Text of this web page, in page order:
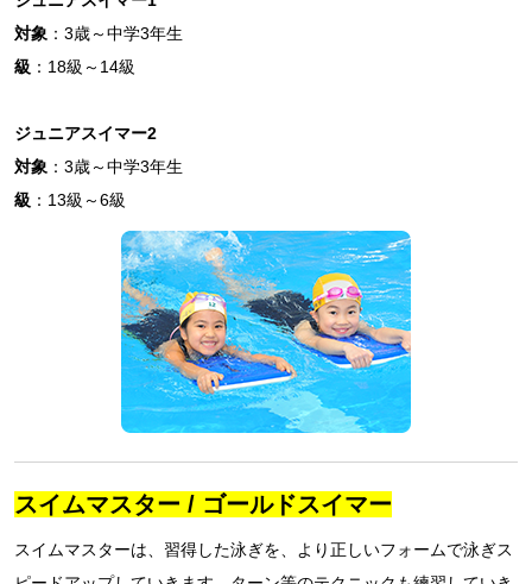
対象 ：3歳～中学3年生
級 ：18級～14級
ジュニアスイマー2
対象 ：3歳～中学3年生
級 ：13級～6級
スイムマスター / ゴールドスイマー
スイムマスターは、習得した泳ぎを、より正しいフォームで泳ぎス